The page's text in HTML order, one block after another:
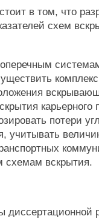
в том, что
схем
карьерного
потери
учитывать
схемам вскрытия.
диссертационной